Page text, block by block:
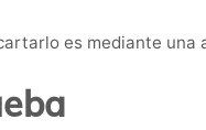
es mediante una